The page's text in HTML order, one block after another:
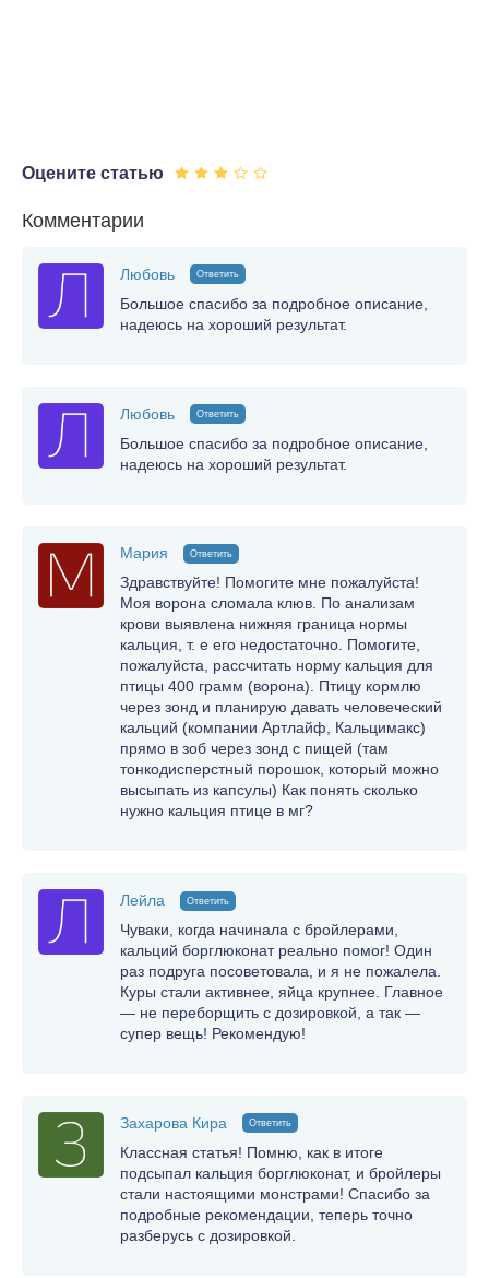
Оцените статью
Комментарии
Любовь Ответить
Большое спасибо за подробное описание,
надеюсь на хороший результат.
Любовь Ответить
Большое спасибо за подробное описание,
надеюсь на хороший результат.
Мария Ответить
Здравствуйте! Помогите мне пожалуйста!
Моя ворона сломала клюв. По анализам
крови выявлена нижняя граница нормы
кальция, т. е его недостаточно. Помогите,
пожалуйста, рассчитать норму кальция для
птицы 400 грамм (ворона). Птицу кормлю
через зонд и планирую давать человеческий
кальций (компании Артлайф, Кальцимакс)
прямо в зоб через зонд с пищей (там
тонкодисперстный порошок, который можно
высыпать из капсулы) Как понять сколько
нужно кальция птице в мг?
Лейла Ответить
Чуваки, когда начинала с бройлерами,
кальций борглюконат реально помог! Один
раз подруга посоветовала, и я не пожалела.
Куры стали активнее, яйца крупнее. Главное
— не переборщить с дозировкой, а так —
супер вещь! Рекомендую!
Захарова Кира Ответить
Классная статья! Помню, как в итоге
подсыпал кальция борглюконат, и бройлеры
стали настоящими монстрами! Спасибо за
подробные рекомендации, теперь точно
разберусь с дозировкой.